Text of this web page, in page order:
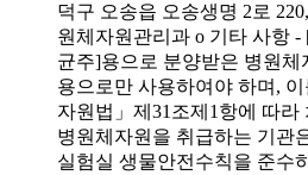
덕구 오송읍 오송생명 2로
원체자원관리과 o 기타 사항
균주]용으로 분양받은 병원
용으로만 사용하여야 하며,
자원법」제31조제1항에 따
병원체자원을 취급하는 기관
실험실 생물안전수칙을 준수